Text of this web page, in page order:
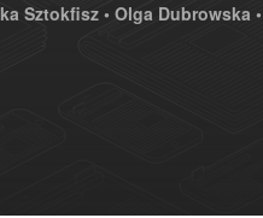
Sztokfisz • Olga Dubrowska •